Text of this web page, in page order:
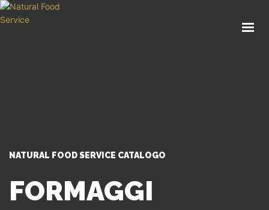
NATURAL FOOD SERVICE CATALOGO
FORMAGGI